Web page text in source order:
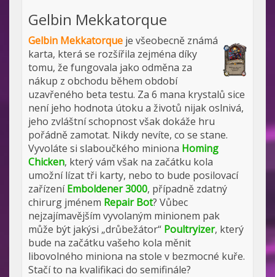
Gelbin Mekkatorque
Gelbin Mekkatorque je všeobecně známá
karta, která se rozšířila zejména díky
tomu, že fungovala jako odměna za
nákup z obchodu během období
uzavřeného beta testu. Za 6 mana krystalů sice
není jeho hodnota útoku a životů nijak oslnivá,
jeho zvláštní schopnost však dokáže hru
pořádně zamotat. Nikdy nevíte, co se stane.
Vyvoláte si slaboučkého miniona Homing
Chicken, který vám však na začátku kola
umožní lízat tři karty, nebo to bude posilovací
zařízeníEmboldener 3000, případně zdatný
chirurg jménem Repair Bot? Vůbec
nejzajímavějším vyvolaným minionem pak
může být jakýsi „drůbežátor“ Poultryizer, který
bude na začátku vašeho kola měnit
libovolného miniona na stole v bezmocné kuře.
Stačí to na kvalifikaci do semifinále?